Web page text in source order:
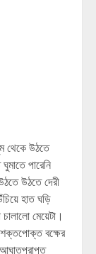
থেকে উঠতে
পারেনি
উঠতে দেরী
হাত ঘড়ি
মেয়েটা।
বক্ষের